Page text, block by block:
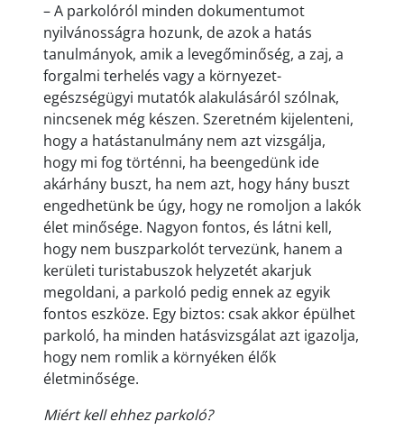
– A parkolóról minden dokumentumot
nyilvánosságra hozunk, de azok a hatás
tanulmányok, amik a levegőminőség, a zaj, a
forgalmi terhelés vagy a környezet-
egészségügyi mutatók alakulásáról szólnak,
nincsenek még készen. Szeretném kijelenteni,
hogy a hatástanulmány nem azt vizsgálja,
hogy mi fog történni, ha beengedünk ide
akárhány buszt, ha nem azt, hogy hány buszt
engedhetünk be úgy, hogy ne romoljon a lakók
élet minősége. Nagyon fontos, és látni kell,
hogy nem buszparkolót tervezünk, hanem a
kerületi turistabuszok helyzetét akarjuk
megoldani, a parkoló pedig ennek az egyik
fontos eszköze. Egy biztos: csak akkor épülhet
parkoló, ha minden hatásvizsgálat azt igazolja,
hogy nem romlik a környéken élők
életminősége.
Miért kell ehhez parkoló?